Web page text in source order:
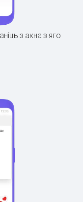
з акна з яго